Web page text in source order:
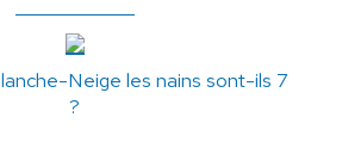
Neige les nains sont-ils 7
?